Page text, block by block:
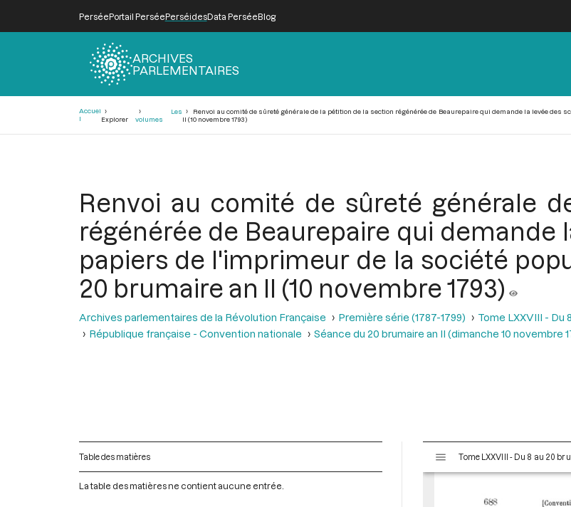
PerséePortail PerséePerséidesData PerséeBlog
ARCHIVES
PARLEMENTAIRES
Accuei
l
Explorer
Les
volumes
Renvoi au comité de sûreté générale de la pétition de la section régénérée de Beaurepaire qui demande la levée
II (10 novembre 1793)
Renvoi au comité de sûreté générale
régénérée de Beaurepaire qui demande
papiers de l'imprimeur de la société
20 brumaire an II (10 novembre 1793)
Archives parlementaires de la Révolution Française Première série (1787-1799)
Tome LXXVIII - Du
République française - Convention nationale
Séance du 20 brumaire an II (dimanche 10 novembre
Table des matières
La table des matières ne contient aucune entrée.
s
Tome LXXVIII - Du 8 au 20